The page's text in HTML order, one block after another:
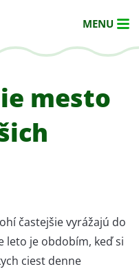
MENU
mesto
častejšie vyrážajú do
leto je obdobím, keď si
ciest denne